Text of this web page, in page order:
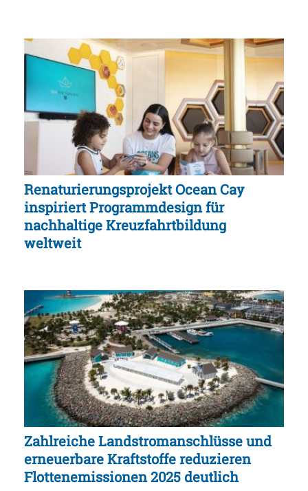
Renaturierungsprojekt Ocean Cay
inspiriert Programmdesign für
nachhaltige Kreuzfahrtbildung
weltweit
Zahlreiche Landstromanschlüsse und
erneuerbare Kraftstoffe reduzieren
Flottenemissionen 2025 deutlich